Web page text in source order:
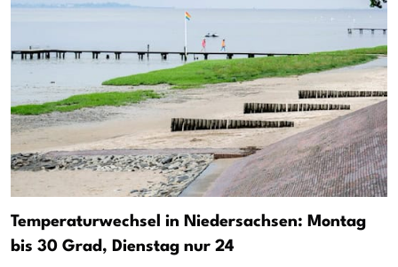
Temperaturwechsel in Niedersachsen: Montag
bis 30 Grad, Dienstag nur 24